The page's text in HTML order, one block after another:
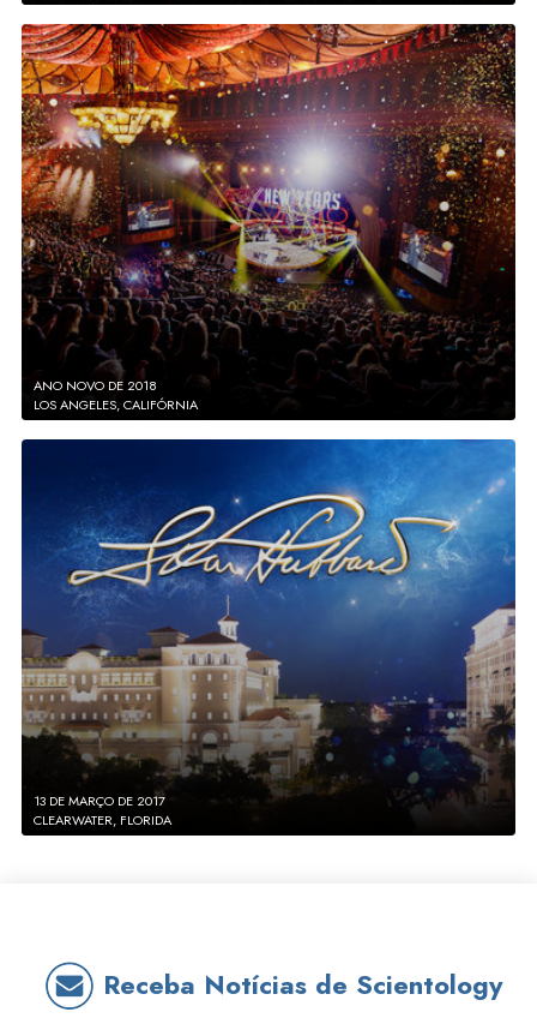
ANO NOVO DE 2018
LOS ANGELES, CALIFÓRNIA
13 DE MARÇO DE 2017
CLEARWATER, FLORIDA
Receba Notícias de Scientology